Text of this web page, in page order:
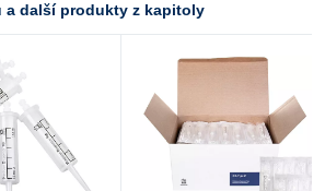
další produkty z kapitoly